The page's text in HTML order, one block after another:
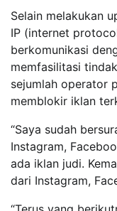
Selain melakukan
IP (internet
berkomunikasi
memfasilitasi
sejumlah operator
memblokir iklan
“Saya sudah
Instagram,
ada iklan judi.
dari Instagram,